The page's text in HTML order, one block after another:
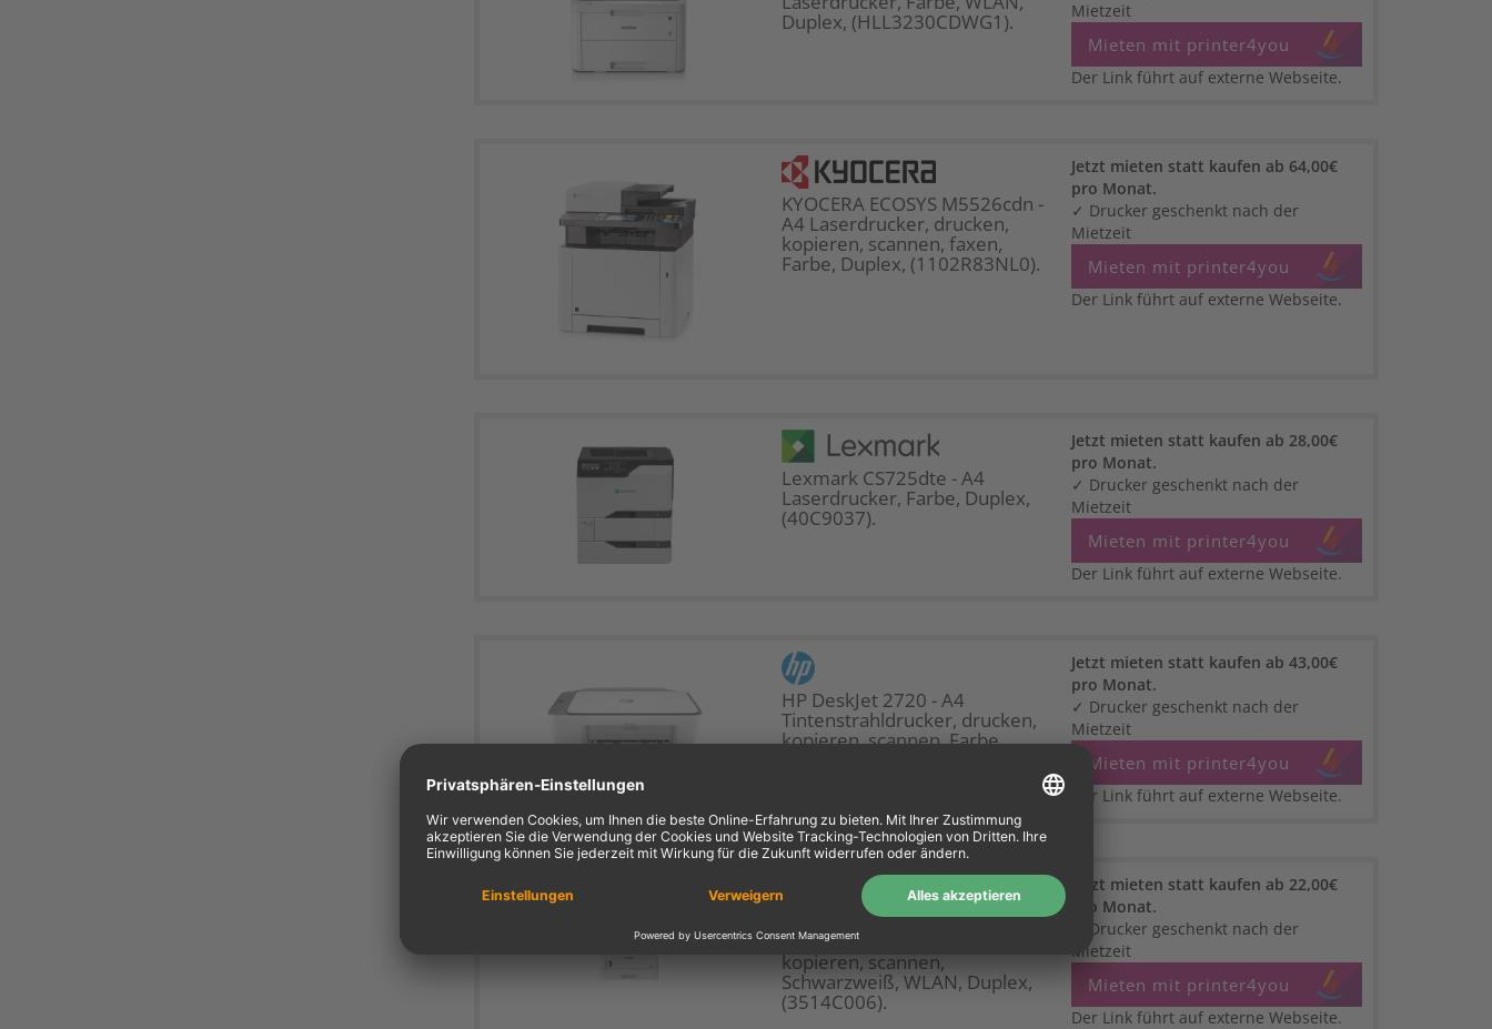
Duplex, (HLL3230CDWG1).
Mietzeit
Mieten mit printer4you
Der Link führt auf externe Webseite.
KYOCERA ECOSYS M5526cdn -
A4 Laserdrucker, drucken,
kopieren, scannen, faxen,
Farbe, Duplex, (1102R83NL0).
Jetzt mieten statt kaufen ab 64,00€
pro Monat.
✓ Drucker geschenkt nach der
Mietzeit
Mieten mit printer4you
Der Link führt auf externe Webseite.
Lexmark CS725dte - A4
Laserdrucker, Farbe, Duplex,
(40C9037).
Jetzt mieten statt kaufen ab 28,00€
pro Monat.
✓ Drucker geschenkt nach der
Mietzeit
Mieten mit printer4you
Der Link führt auf externe Webseite.
HP DeskJet 2720 - A4
Tintenstrahldrucker, drucken,
kopieren, scannen, Farbe,
Jetzt mieten statt kaufen ab 43,00€
pro Monat.
✓ Drucker geschenkt nach der
Mietzeit
Mieten mit printer4you
Der Link führt auf externe Webseite.
Canon i-SENSYS MF446x - A4
Laserdrucker, drucken,
kopieren, scannen,
Schwarzweiß, WLAN, Duplex,
(3514C006).
Jetzt mieten statt kaufen ab 22,00€
pro Monat.
✓ Drucker geschenkt nach der
Mietzeit
Mieten mit printer4you
Der Link führt auf externe Webseite.